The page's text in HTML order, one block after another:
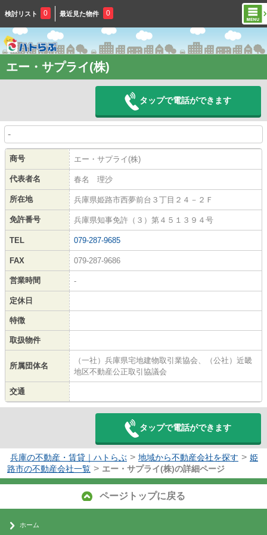
検討リスト 0 最近見た物件 0
エー・サプライ(株)
タップで電話ができます
-
商号 エー・サプライ(株)
代表者名 春名 理沙
所在地 兵庫県姫路市西夢前台３丁目２４－２Ｆ
免許番号 兵庫県知事免許（３）第４５１３９４号
TEL 079-287-9685
FAX 079-287-9686
営業時間 -
定休日
特徴
取扱物件
所属団体名
（一社）兵庫県宅地建物取引業協会、（公社）近畿
地区不動産公正取引協議会
交通
タップで電話ができます
兵庫の不動産・賃貸｜ハトらぶ > 地域から不動産会社を探す > 姫
路市の不動産会社一覧 > エー・サプライ(株)の詳細ページ
ページトップに戻る
ホーム